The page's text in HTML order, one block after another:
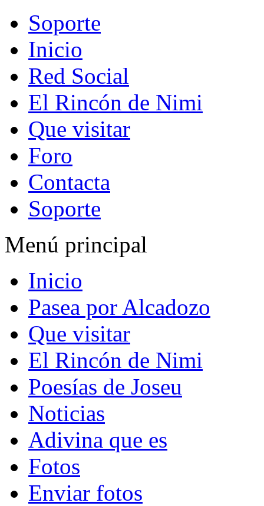
Soporte
Inicio
Red Social
El Rincón de Nimi
Que visitar
Foro
Contacta
Soporte
Menú principal
Inicio
Pasea por Alcadozo
Que visitar
El Rincón de Nimi
Poesías de Joseu
Noticias
Adivina que es
Fotos
Enviar fotos